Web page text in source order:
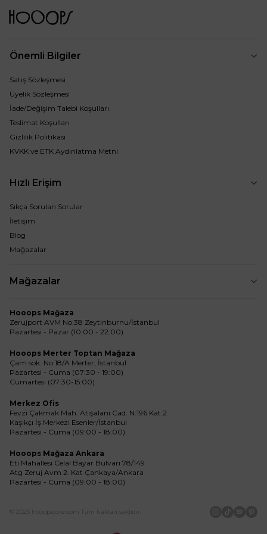
Önemli Bilgiler
Satış Sözleşmesi
Üyelik Sözleşmesi
İade/Değişim Talebi Koşulları
Teslimat Koşulları
Gizlilik Politikası
KVKK ve ETK Aydınlatma Metni
Hızlı Erişim
Sıkça Sorulan Sorular
İletişim
Blog
Mağazalar
Mağazalar
Hooops Mağaza
Zerujport AVM No:38 Zeytinburnu/İstanbul
Pazartesi - Pazar (10:00 - 22:00)
Hooops Merter Toptan Mağaza
Çam sok. No:18/A Merter, İstanbul
Pazartesi - Cuma (07:30 - 19:00)
Cumartesi (07:30-15:00)
Merkez Ofis
Fevzi Çakmak Mah. Atışalanı Cad. N:196 Kat:2
Kaşıkçı İş Merkezi Esenler/İstanbul
Pazartesi - Cuma (09:00 - 18:00)
Hooops Mağaza Ankara
Eti Mahallesi Celal Bayar Bulvarı 78/149
Atg Zeruj Avm 2. Kat Çankaya/Ankara
Pazartesi - Cuma (09:00 - 18:00)
© 2025 hooopstore.com Tüm hakları saklıdır.